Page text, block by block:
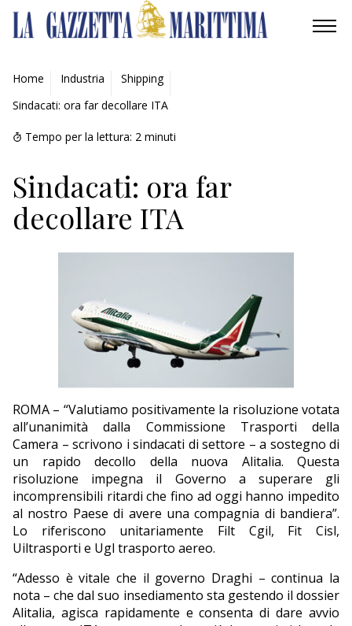
AMBIENTE
MOBILITÀ
INDUSTRIA
RICERCA
ECONOMIA
Home Industria
Shipping
Sindacati: ora far decollare ITA
Tempo per la lettura: 2 minuti
Sindacati: ora far
decollare ITA
ROMA – “Valutiamo positivamente la risoluzione votata
all’unanimità dalla Commissione Trasporti della
Camera – scrivono i sindacati di settore – a sostegno di
un rapido decollo della nuova Alitalia. Questa
risoluzione impegna il Governo a superare gli
incomprensibili ritardi che fino ad oggi hanno impedito
al nostro Paese di avere una compagnia di bandiera”.
Lo riferiscono unitariamente Filt Cgil, Fit Cisl,
Uiltrasporti e Ugl trasporto aereo.
“Adesso è vitale che il governo Draghi – continua la
nota – che dal suo insediamento sta gestendo il dossier
Alitalia, agisca rapidamente e consenta di dare avvio